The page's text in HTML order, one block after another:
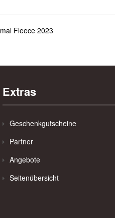
Fleece 2023
Extras
Geschenkgutscheine
Partner
Angebote
Seitenübersicht